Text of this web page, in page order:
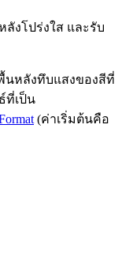
ลังโปร่งใส และรับ
นหลังทึบแสงของสีที่
ที่เป็น
(ค่าเริ่มต้นคือ